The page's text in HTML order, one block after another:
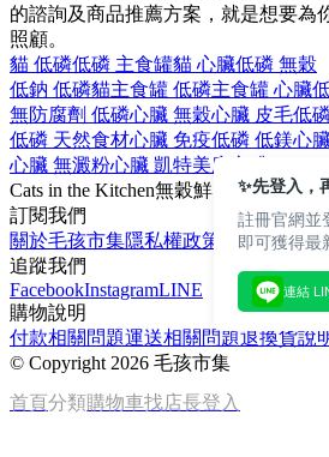
的諮詢及商品推薦方案，就是想要為
照顧。
貓 低磷低磷 主食罐貓 心臟低磷 無穀
低鈉 低磷貓主食罐 低磷主食罐 心臟
無防腐劑 低磷心臟 無穀心臟 皮毛低
低磷 天然食材心臟 免疫低磷 低鎂心
心臟 無澱粉心臟 凱特美廚
Cats in the Kitchen無穀鮮肉 免疫貓
訂閱我們
關於毛孩市集隱私權政策
文章
追蹤我們
FacebookInstagramLINE
購物說明
付款相關問題運送相關問題退換貨說
© Copyright 2026 毛孩市集
首頁分類購物車找店長登入
✨先登入，
註冊官網並
即可獲得最
連結